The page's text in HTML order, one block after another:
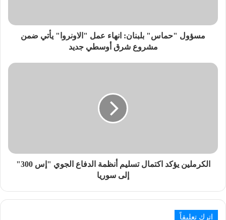
مسؤول "حماس" بلبنان: انهاء عمل "الاونروا" يأتي ضمن
مشروع شرق أوسطي جديد
الكرملين يؤكد اكتمال تسليم أنظمة الدفاع الجوي "إس 300"
إلى سوريا
اترك تعليقاً